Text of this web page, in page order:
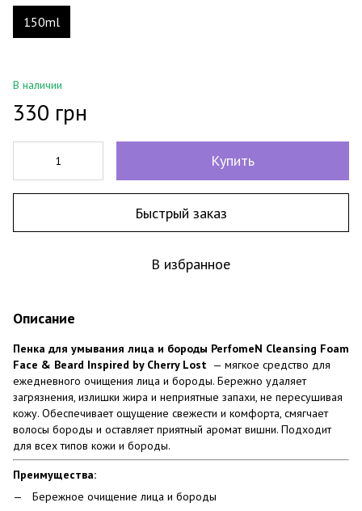
150ml
В наличии
330 грн
Купить
Быстрый заказ
В избранное
Описание
Пенка для умывания лица и бороды PerfomeN Cleansing Foam
Face & Beard Inspired by Cherry Lost — мягкое средство для
ежедневного очищения лица и бороды. Бережно удаляет
загрязнения, излишки жира и неприятные запахи, не пересушивая
кожу. Обеспечивает ощущение свежести и комфорта, смягчает
волосы бороды и оставляет приятный аромат вишни. Подходит
для всех типов кожи и бороды.
Преимущества:
Бережное очищение лица и бороды